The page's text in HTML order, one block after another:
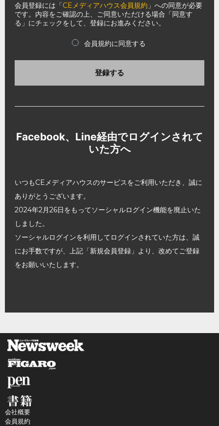
会員登録には「CEメディアハウス会員規約 」への同意が必要
です。内容をご確認の上、ご同意いただける場合「同意す
る」にチェックをして、登録にお進みください。
会員規約に同意する
登録する
Facebook、Line経由でログインされて
いた方へ
いつもCEメディアハウスのサービスをご利用いただき、誠に
ありがとうございます。
2024年2月26日をもってソーシャルログイン機能を廃止いた
しました。
ソーシャルログインを利用してログインされていた方は、誠
にお手数ですが、上記「新規会員登録」より、改めてご登録
をお願いいたします。
会社概要
会員規約